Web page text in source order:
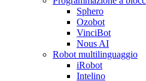
Sphero
Ozobot
VinciBot
Nous AI
Robot multilinguaggio
iRobot
Intelino